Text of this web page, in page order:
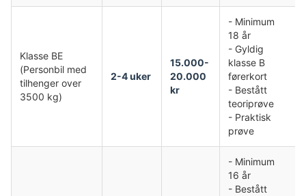
Klasse BE
(Personbil med
tilhenger over
3500 kg)
2-4 uker
15.000-
20.000
kr
- Minimum
18 år
- Gyldig
klasse B
førerkort
- Bestått
teoriprøve
- Praktisk
prøve
- Minimum
16 år
- Bestått